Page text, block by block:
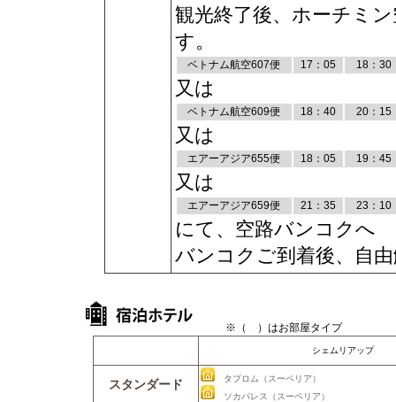
観光終了後、ホーチミ
す。
ベトナム航空607便 17：05 18：30
又は
ベトナム航空609便 18：40 20：15
又は
エアーアジア655便 18：05 19：45
又は
エアーアジア659便 21：35 23：10
にて、空路バンコクへ
バンコクご到着後、自
※（ ）はお部屋タイプ
シェムリアップ
スタンダード
タプロム（スーペリア）
ソカパレス（スーペリア）